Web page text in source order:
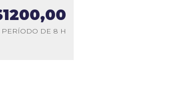
PERÍODO DE 8 H